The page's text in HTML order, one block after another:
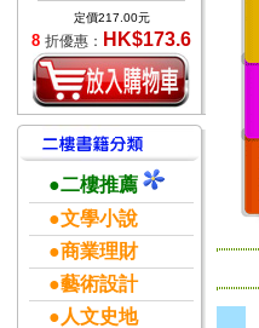
定價217.00元
8 折優惠： HK$173.6
●二樓推薦
●文學小說
●商業理財
●藝術設計
●人文史地